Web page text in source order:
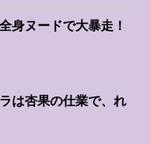
身ヌードで大暴走！
は杏果の仕業で、れ